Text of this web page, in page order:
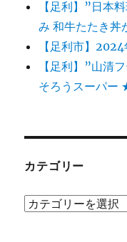
【足利】”日本
み 和牛たたき
【足利市】
【足利】”山清
そろうスーパ
カテゴリー
カ